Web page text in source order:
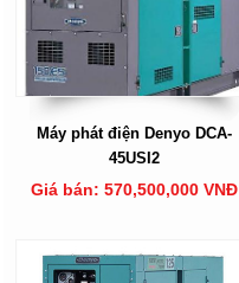
Máy phát điện Denyo DCA-
45USI2
Giá bán: 570,500,000 VNĐ